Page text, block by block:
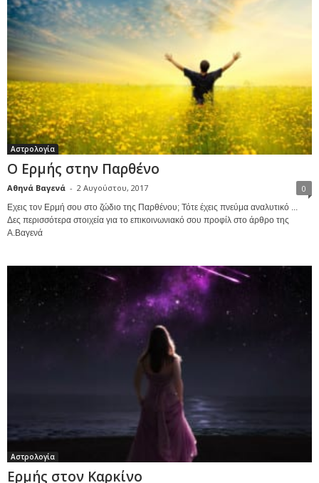
Αστρολογία
Ο Ερμής στην Παρθένο
Αθηνά Βαγενά - 2 Αυγούστου, 2017 0
Εχεις τον Ερμή σου στο ζώδιο της Παρθένου; Τότε έχεις πνεύμα αναλυτικό ...
Δες περισσότερα στοιχεία για το επικοινωνιακό σου προφίλ στο άρθρο της
Α.Βαγενά
Αστρολογία
Ερμής στον Καρκίνο